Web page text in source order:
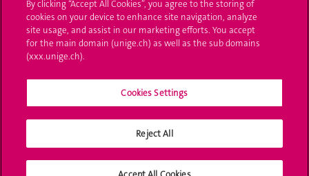
UNIGE Mobile
Médias
Offres d'emploi
Bibliothèque
Médias sociaux UNIGE
By clicking “Accept All Cookies”, you agree to the storing of
cookies on your device to enhance site navigation, analyze
site usage, and assist in our marketing efforts. You accept
for the main domain (unige.ch) as well as the sub domains
(xxx.unige.ch).
Cookies Settings
Reject All